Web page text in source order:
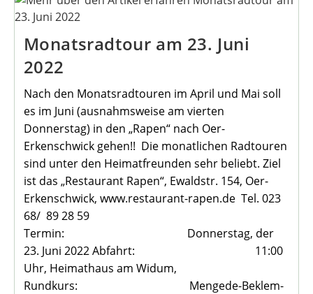
2022
Des
Mengede
Monatsradtour am 23. Juni
2022
Nach den Monatsradtouren im April und Mai soll
es im Juni (ausnahmsweise am vierten
Donnerstag) in den „Rapen“ nach Oer-
Erkenschwick gehen!! Die monatlichen Radtouren
sind unter den Heimatfreunden sehr beliebt. Ziel
ist das „Restaurant Rapen“, Ewaldstr. 154, Oer-
Erkenschwick, www.restaurant-rapen.de Tel. 023
68/ 89 28 59
Termin: Donnerstag, der
23. Juni 2022 Abfahrt: 11:00
Uhr, Heimathaus am Widum,
Rundkurs: Mengede-Beklem-